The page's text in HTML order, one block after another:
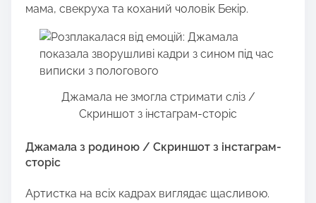
мама, свекруха та коханий чоловік Бекір.
Джамала не змогла стримати сліз /
Скриншот з інстаграм-сторіс
Джамала з родиною / Скриншот з інстаграм-
сторіс
Артистка на всіх кадрах виглядає щасливою.